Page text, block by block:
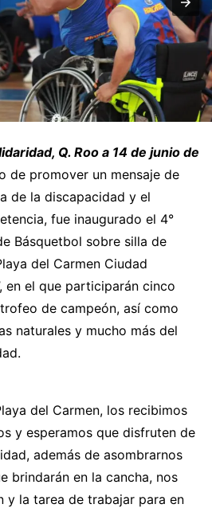
Q. Roo a 14 de junio de
de promover un mensaje de
de la discapacidad y el
fue inaugurado el 4°
Básquetbol sobre silla de
del Carmen Ciudad
en el que participarán cinco
de campeón, así como
naturales y mucho más del
del Carmen, los recibimos
y esperamos que disfruten de
además de asombrarnos
brindarán en la cancha, nos
y la tarea de trabajar para en